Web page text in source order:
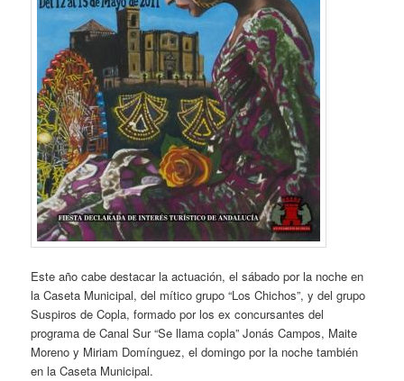
Este año cabe destacar la actuación, el sábado por la noche en
la Caseta Municipal, del mítico grupo “Los Chichos”, y del grupo
Suspiros de Copla, formado por los ex concursantes del
programa de Canal Sur “Se llama copla” Jonás Campos, Maite
Moreno y Miriam Domínguez, el domingo por la noche también
en la Caseta Municipal.